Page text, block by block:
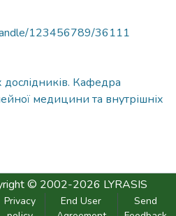
123456789/36111
Кафедра
медицини та внутрішніх
© 2002-2026 LYRASIS
Privacy
End User
Send